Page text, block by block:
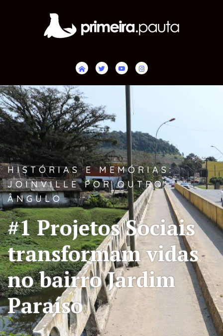
HISTÓRIAS E MEMÓRIAS:
JOINVILLE POR OUTRO
ÂNGULO
#1 Projetos Sociais
transformam vidas
no bairro Jardim
Paraíso